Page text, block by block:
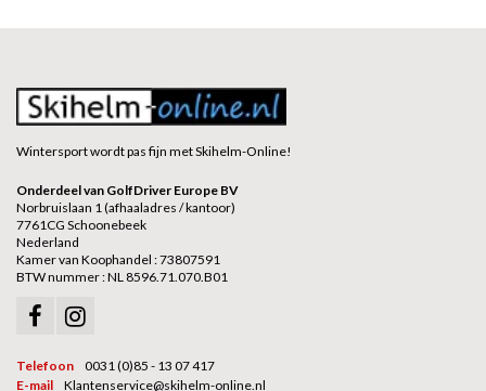
Wintersport wordt pas fijn met Skihelm-Online!
Onderdeel van GolfDriver Europe BV
Norbruislaan 1 (afhaaladres / kantoor)
7761CG Schoonebeek
Nederland
Kamer van Koophandel : 73807591
BTW nummer : NL 8596.71.070.B01
Telefoon
0031 (0)85 - 13 07 417
E-mail
Klantenservice@skihelm-online.nl